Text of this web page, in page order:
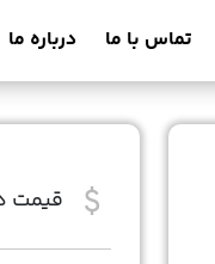
تماس با ما درباره ما
attach_money قیمت